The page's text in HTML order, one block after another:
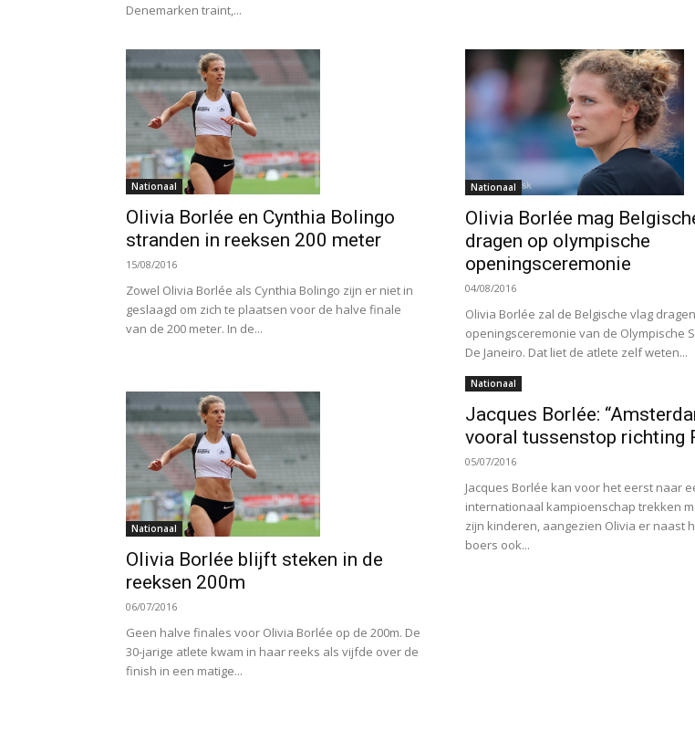
Denemarken traint,...
Nationaal
Olivia Borlée en Cynthia Bolingo
stranden in reeksen 200 meter
15/08/2016
Zowel Olivia Borlée als Cynthia Bolingo zijn er niet in
geslaagd om zich te plaatsen voor de halve finale
van de 200 meter. In de...
Nationaal
Olivia Borlée mag
dragen op olympische
openingsceremonie
04/08/2016
Olivia Borlée zal de Belgische vlag
openingsceremonie van de Olympische
De Janeiro. Dat liet de atlete zelf weten...
Nationaal
Olivia Borlée blijft steken in de
reeksen 200m
06/07/2016
Geen halve finales voor Olivia Borlée op de 200m. De
30-jarige atlete kwam in haar reeks als vijfde over de
finish in een matige...
Nationaal
Jacques Borlée:
vooral tussenstop richting
05/07/2016
Jacques Borlée kan voor het eerst naar
internationaal kampioenschap trekken
zijn kinderen, aangezien Olivia er naast
boers ook...